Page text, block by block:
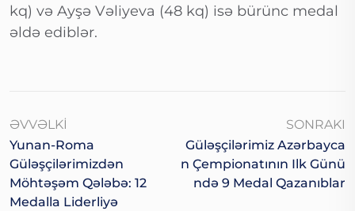
kq) və Ayşə Vəliyeva (48 kq) isə bürünc medal
əldə ediblər.
ƏVVƏLKI
Yunan-Roma
Güləşçilərimizdən
Möhtəşəm Qələbə: 12
Medalla Liderliyə
SONRAKI
Güləşçilərimiz Azərbayca
N Çempionatının Ilk Günü
Ndə 9 Medal Qazanıblar